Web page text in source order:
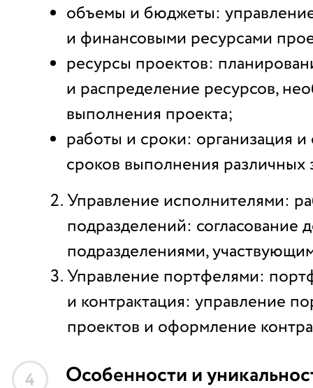
объемы и бюджеты:
и финансовыми ресурсами
ресурсы проектов:
и распределение ресурсов,
выполнения проекта;
работы и сроки: организация
сроков выполнения различных
Управление исполнителями:
подразделений: согласование
подразделениями,
Управление портфелями:
и контрактация: управление
проектов и оформление
4 Особенности и